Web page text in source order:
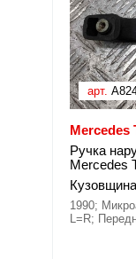
арт.
Mercedes
Ручка
Mercedes
Кузовщина
1990;
L=R;